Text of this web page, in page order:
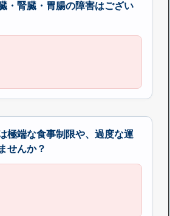
・腎臓・胃腸の障害はござい
極端な食事制限や、過度な運
せんか？